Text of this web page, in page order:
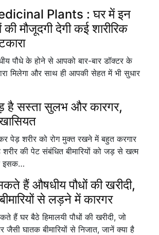
Plants : घर में इन
मौजूदगी देगी कई शारीरिक
पौधे के होने से आपको बार-बार डॉक्टर के
मिलेगा और साथ ही आपकी सेहत में भी सुधार
है सस्ता सुलभ और कारगर,
पेड़ शरीर को रोग मुक्त रखने में बहुत करगार
शरीर की पेट संबंधित बीमारियों को जड़ से खत्म
इसक…
हैं औषधीय पौधों की खरीदी,
से लड़ने में कारगर
हैं घर बैठे हिमालयी पौधों की खरीदी, जो
घातक बीमारियों से निजात, जानें क्या है